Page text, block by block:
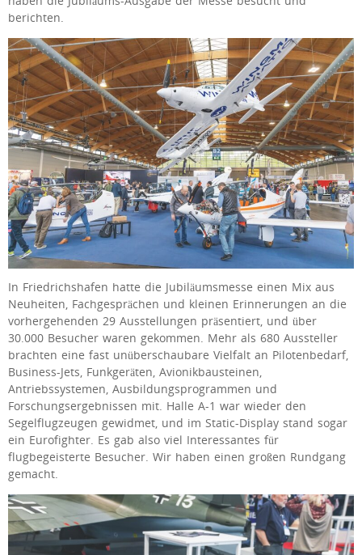
berichten.
In Friedrichshafen hatte die Jubiläumsmesse einen Mix aus
Neuheiten, Fachgesprächen und kleinen Erinnerungen an die
vorhergehenden 29 Ausstellungen präsentiert, und über
30.000 Besucher waren gekommen. Mehr als 680 Aussteller
brachten eine fast unüberschaubare Vielfalt an Pilotenbedarf,
Business-Jets, Funkgeräten, Avionikbausteinen,
Antriebssystemen, Ausbildungsprogrammen und
Forschungsergebnissen mit. Halle A-1 war wieder den
Segelflugzeugen gewidmet, und im Static-Display stand sogar
ein Eurofighter. Es gab also viel Interessantes für
flugbegeisterte Besucher. Wir haben einen großen Rundgang
gemacht.